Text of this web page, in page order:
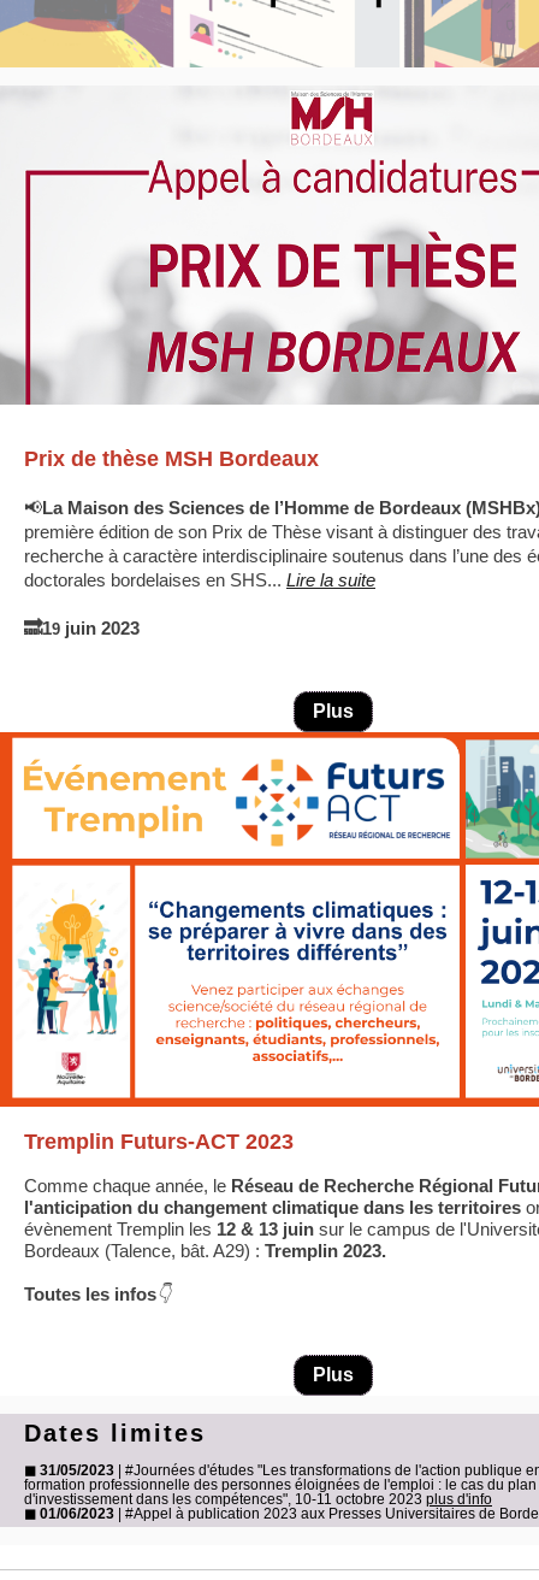
Prix de thèse MSH Bordeaux
📢La Maison des Sciences de l’Homme de Bordeaux
première édition de son Prix de Thèse visant à distinguer des
recherche à caractère interdisciplinaire soutenus dans l’une des
doctorales bordelaises en SHS... Lire la suite
🔜19 juin 2023
Plus
Tremplin Futurs-ACT 2023
Comme chaque année, le Réseau de Recherche Régional
l'anticipation du changement climatique dans les territoires
évènement Tremplin les 12 & 13 juin sur le campus de
Bordeaux (Talence, bât. A29) : Tremplin 2023.
Toutes les infos👇
Plus
Dates limites
◼ 31/05/2023
| #Journées d'études "Les transformations de l'action publique
formation professionnelle des personnes éloignées de l'emploi : le cas du plan
d'investissement dans les compétences", 10-11 octobre 2023 plus d'info
◼ 01/06/2023
| #Appel à publication 2023 aux Presses Universitaires de